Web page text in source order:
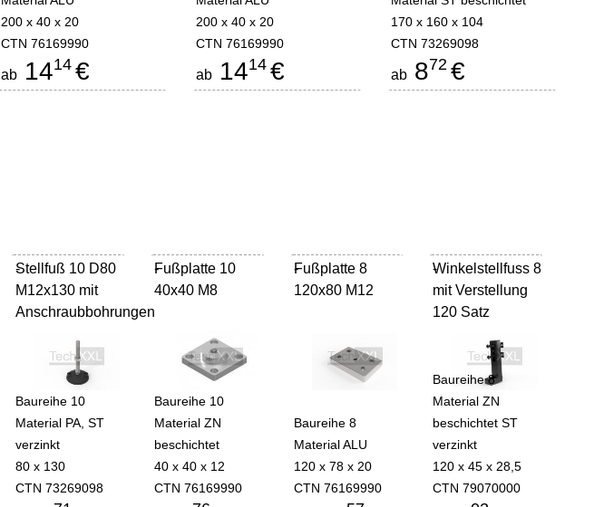
200 x 40 x 20
CTN 76169990
ab 1414 €
200 x 40 x 20
CTN 76169990
ab 1414 €
170 x 160 x 104
CTN 73269098
ab 872 €
Stellfuß 10 D80
M12x130 mit
Anschraubbohrungen
-
Baureihe 10
Material PA, ST
verzinkt
80 x 130
CTN 73269098
Fußplatte 10
40x40 M8
-
Baureihe 10
Material ZN
beschichtet
40 x 40 x 12
CTN 76169990
Fußplatte 8
120x80 M12
-
Baureihe 8
Material ALU
120 x 78 x 20
CTN 76169990
Winkelstellfuss 8
mit Verstellung
120 Satz
-
Baureihe 8
Material ZN
beschichtet ST
verzinkt
120 x 45 x 28,5
CTN 79070000